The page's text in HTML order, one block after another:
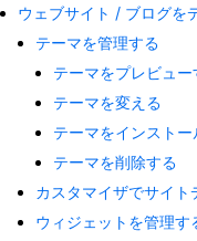
ウェブサイト / ブログを
テーマを管理する
テーマをプレビュ
テーマを変える
テーマをインストー
テーマを削除する
カスタマイザでサイト
ウィジェットを管理す